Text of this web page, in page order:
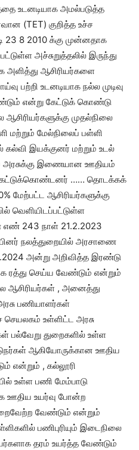
உடனடியாக அமல்படுத்த
(TET) குறித்த உச்ச
23 8 2010 க்கு முன்னதாக
அச்சுறுத்தலில் இருந்து
அளித்து ஆசிரியர்களை
பற்றி உடனடியாக நல்ல முடிவு
என்று கேட்டுக் கொண்டு
முதல்நிலை
மற்றும் மேல்நிலைப் பள்ளி
கல்வி இயக்குனர் மற்றும் உடல்
அரசுக்கு இணையான ஊதியம்
…… தொடக்கக்
மேற்பட்ட ஆசிரியர்களுக்கு
வெளியிடப்பட்டுள்ள
243 நாள் 21.2.2023
நலத்துறையில் அரசாணை
அன்று அறிவித்த இரண்டு
ரத்து செய்ய வேண்டும் என்றும்
ஆசிரியர்கள் , அனைத்து
பணியாளர்கள்
உள்ளிட்ட அரசு
பல்வேறு துறைகளில் உள்ள
ஆகியோருக்கான ஊதிய
என்றும் , கல்லூரி
உள்ள பணி மேம்பாடு
ஊதிய உயர்வு போன்ற
வேண்டும் என்றும்
பணிபுரியும் இடைநிலை
தரம் உயர்த்த வேண்டும்